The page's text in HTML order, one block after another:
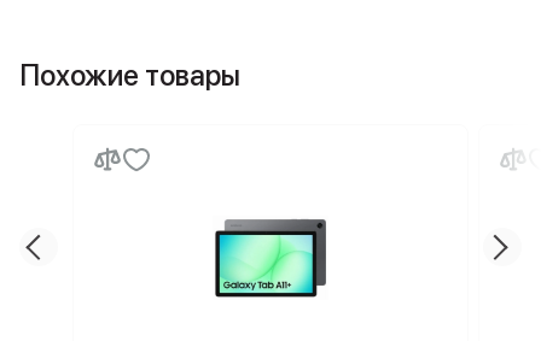
Похожие товары